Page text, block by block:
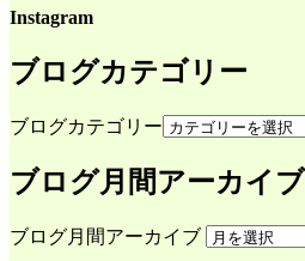
Instagram
ブログカテゴリー
ブログカテゴリー
ブログ月間アーカイブ
ブログ月間アーカイブ